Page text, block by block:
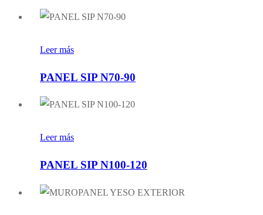
Leer más
PANEL SIP N70-90
Leer más
PANEL SIP N100-120